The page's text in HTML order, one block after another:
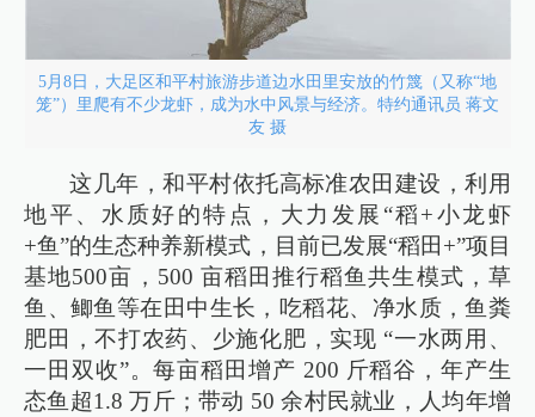
5月8日，大足区和平村旅游步道边水田里安放的竹篾（又称“地
笼”）里爬有不少龙虾，成为水中风景与经济。特约通讯员 蒋文
友 摄
这几年，和平村依托高标准农田建设，利用
地平、水质好的特点，大力发展“稻+小龙虾
+鱼”的生态种养新模式，目前已发展“稻田+”项目
基地500亩，500 亩稻田推行稻鱼共生模式，草
鱼、鲫鱼等在田中生长，吃稻花、净水质，鱼粪
肥田，不打农药、少施化肥，实现 “一水两用、
一田双收”。每亩稻田增产 200 斤稻谷，年产生
态鱼超1.8 万斤；带动 50 余村民就业，人均年增